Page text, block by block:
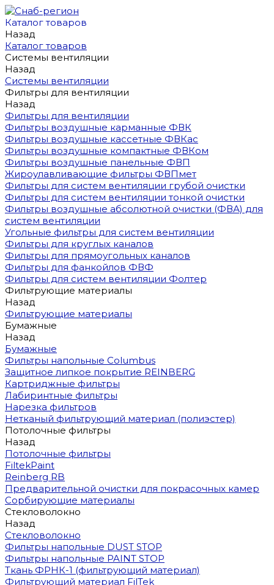
Каталог товаров
Назад
Каталог товаров
Системы вентиляции
Назад
Системы вентиляции
Фильтры для вентиляции
Назад
Фильтры для вентиляции
Фильтры воздушные карманные ФВК
Фильтры воздушные кассетные ФВКас
Фильтры воздушные компактные ФВКом
Фильтры воздушные панельные ФВП
Жироулавливающие фильтры ФВПмет
Фильтры для систем вентиляции грубой очистки
Фильтры для систем вентиляции тонкой очистки
Фильтры воздушные абсолютной очистки (ФВА) для
систем вентиляции
Угольные фильтры для систем вентиляции
Фильтры для круглых каналов
Фильтры для прямоугольных каналов
Фильтры для фанкойлов ФВФ
Фильтры для систем вентиляции Фолтер
Фильтрующие материалы
Назад
Фильтрующие материалы
Бумажные
Назад
Бумажные
Фильтры напольные Columbus
Защитное липкое покрытие REINBERG
Картриджные фильтры
Лабиринтные фильтры
Нарезка фильтров
Нетканый фильтрующий материал (полиэстер)
Потолочные фильтры
Назад
Потолочные фильтры
FiltekPaint
Reinberg RB
Предварительной очистки для покрасочных камер
Сорбирующие материалы
Стекловолокно
Назад
Стекловолокно
Фильтры напольные DUST STOP
Фильтры напольные PAINT STOP
Ткань ФРНК-1 (фильтрующий материал)
Фильтрующий материал FilTek